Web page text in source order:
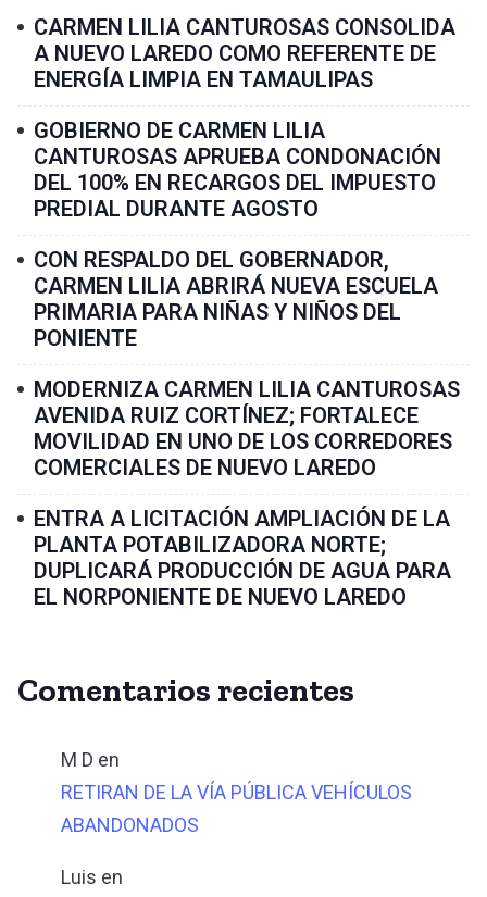
CARMEN LILIA CANTUROSAS CONSOLIDA
A NUEVO LAREDO COMO REFERENTE DE
ENERGÍA LIMPIA EN TAMAULIPAS
GOBIERNO DE CARMEN LILIA
CANTUROSAS APRUEBA CONDONACIÓN
DEL 100% EN RECARGOS DEL IMPUESTO
PREDIAL DURANTE AGOSTO
CON RESPALDO DEL GOBERNADOR,
CARMEN LILIA ABRIRÁ NUEVA ESCUELA
PRIMARIA PARA NIÑAS Y NIÑOS DEL
PONIENTE
MODERNIZA CARMEN LILIA CANTUROSAS
AVENIDA RUIZ CORTÍNEZ; FORTALECE
MOVILIDAD EN UNO DE LOS CORREDORES
COMERCIALES DE NUEVO LAREDO
ENTRA A LICITACIÓN AMPLIACIÓN DE LA
PLANTA POTABILIZADORA NORTE;
DUPLICARÁ PRODUCCIÓN DE AGUA PARA
EL NORPONIENTE DE NUEVO LAREDO
Comentarios recientes
M D en
RETIRAN DE LA VÍA PÚBLICA VEHÍCULOS
ABANDONADOS
Luis en